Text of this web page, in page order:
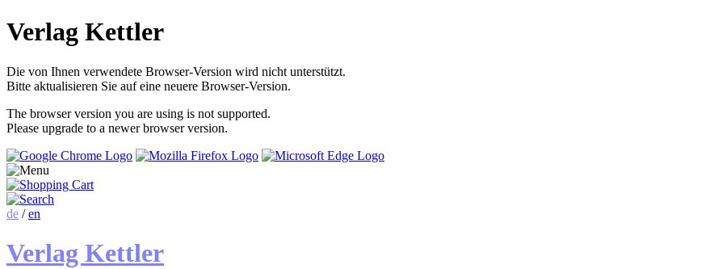
Verlag Kettler
Die von Ihnen verwendete Browser-Version wird nicht unterstützt.
Bitte aktualisieren Sie auf eine neuere Browser-Version.
The browser version you are using is not supported.
Please upgrade to a newer browser version.
de /en
Verlag Kettler